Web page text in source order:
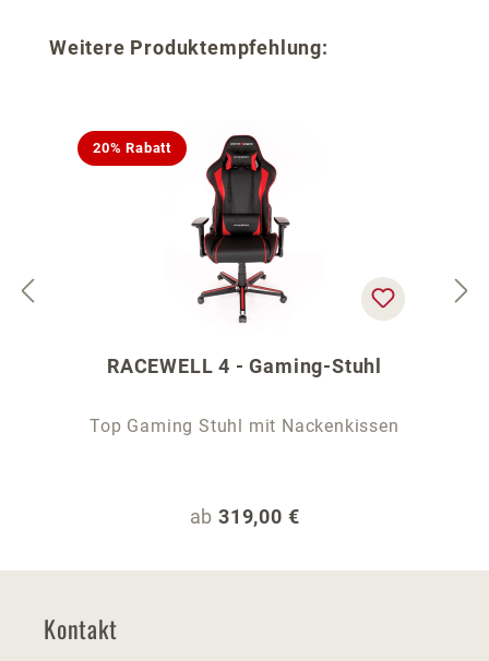
Produktgalerie überspringen
Weitere Produktempfehlung:
20% Rabatt
RACEWELL 4 - Gaming-Stuhl
Top Gaming Stuhl mit Nackenkissen
Regulärer Preis:
ab 319,00 €
Kontakt